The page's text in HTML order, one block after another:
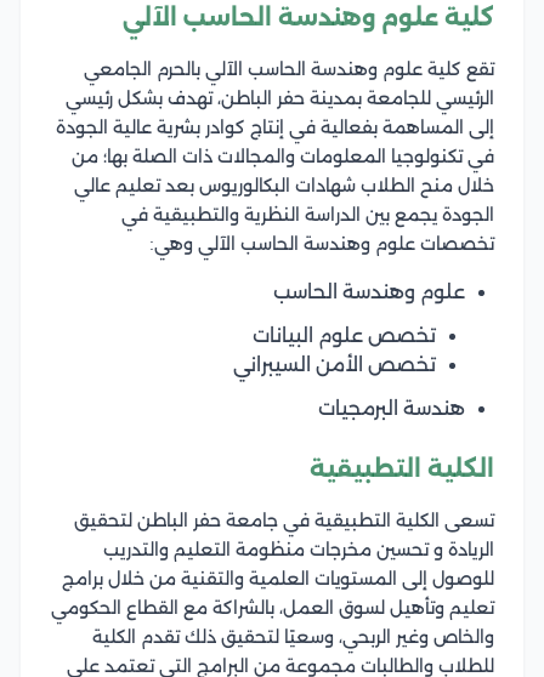
كلية علوم وهندسة الحاسب الآلي
تقع كلية علوم وهندسة الحاسب الآلي بالحرم الجامعي
الرئيسي للجامعة بمدينة حفر الباطن، تهدف بشكل رئيسي
إلى المساهمة بفعالية في إنتاج كوادر بشرية عالية الجودة
في تكنولوجيا المعلومات والمجالات ذات الصلة بها؛ من
خلال منح الطلاب شهادات البكالوريوس بعد تعليم عالي
الجودة يجمع بين الدراسة النظرية والتطبيقية في
تخصصات علوم وهندسة الحاسب الآلي وهي:
علوم وهندسة الحاسب
تخصص علوم البيانات
تخصص الأمن السيبراني
هندسة البرمجيات
الكلية التطبيقية
تسعى الكلية التطبيقية في جامعة حفر الباطن لتحقيق
الريادة و تحسين مخرجات منظومة التعليم والتدريب
للوصول إلى المستويات العلمية والتقنية من خلال برامج
تعليم وتأهيل لسوق العمل، بالشراكة مع القطاع الحكومي
والخاص وغير الربحي، وسعيًا لتحقيق ذلك تقدم الكلية
للطلاب والطالبات مجموعة من البرامج التي تعتمد على